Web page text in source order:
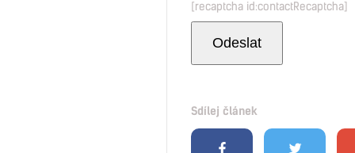
[recaptcha id:contactRecaptcha]
Sdílej článek